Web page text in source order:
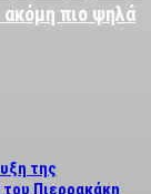
ακόμη πιο ψηλά
της